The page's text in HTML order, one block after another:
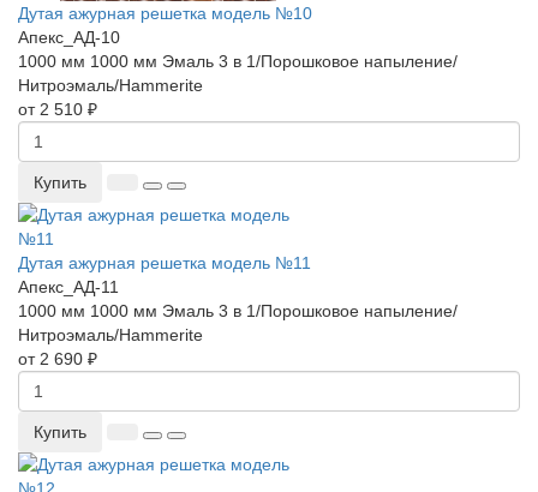
Дутая ажурная решетка модель №10
Апекс_АД-10
1000 мм 1000 мм Эмаль 3 в 1/Порошковое напыление/
Нитроэмаль/Hammerite
от 2 510 ₽
Купить
Дутая ажурная решетка модель №11
Апекс_АД-11
1000 мм 1000 мм Эмаль 3 в 1/Порошковое напыление/
Нитроэмаль/Hammerite
от 2 690 ₽
Купить